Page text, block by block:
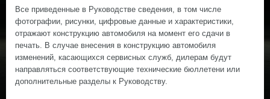
Все приведенные в Руководстве сведения, в том числе
фотографии, рисунки, цифровые данные и характеристики,
отражают конструкцию автомобиля на момент его сдачи в
печать. В случае внесения в конструкцию автомобиля
изменений, касающихся сервисных служб, дилерам будут
направляться соответствующие технические бюллетени или
дополнительные разделы к Руководству.